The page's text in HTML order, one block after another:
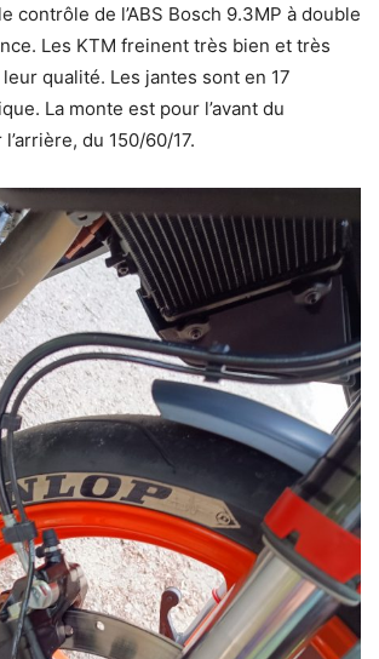
contrôle de l’ABS Bosch 9.3MP à double
Les KTM freinent très bien et très
qualité. Les jantes sont en 17
La monte est pour l’avant du
du 150/60/17.